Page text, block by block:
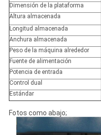
Dimensión de la plataforma
Altura almacenada
Longitud almacenada
Anchura almacenada
Peso de la máquina alrededor
Fuente de alimentación
Potencia de entrada
Control dual
Estándar
Fotos como abajo;